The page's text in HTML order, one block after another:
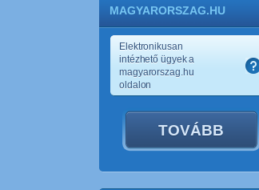
MAGYARORSZAG.HU
Elektronikusan
intézhető ügyek a
magyarorszag.hu
oldalon
TOVÁBB